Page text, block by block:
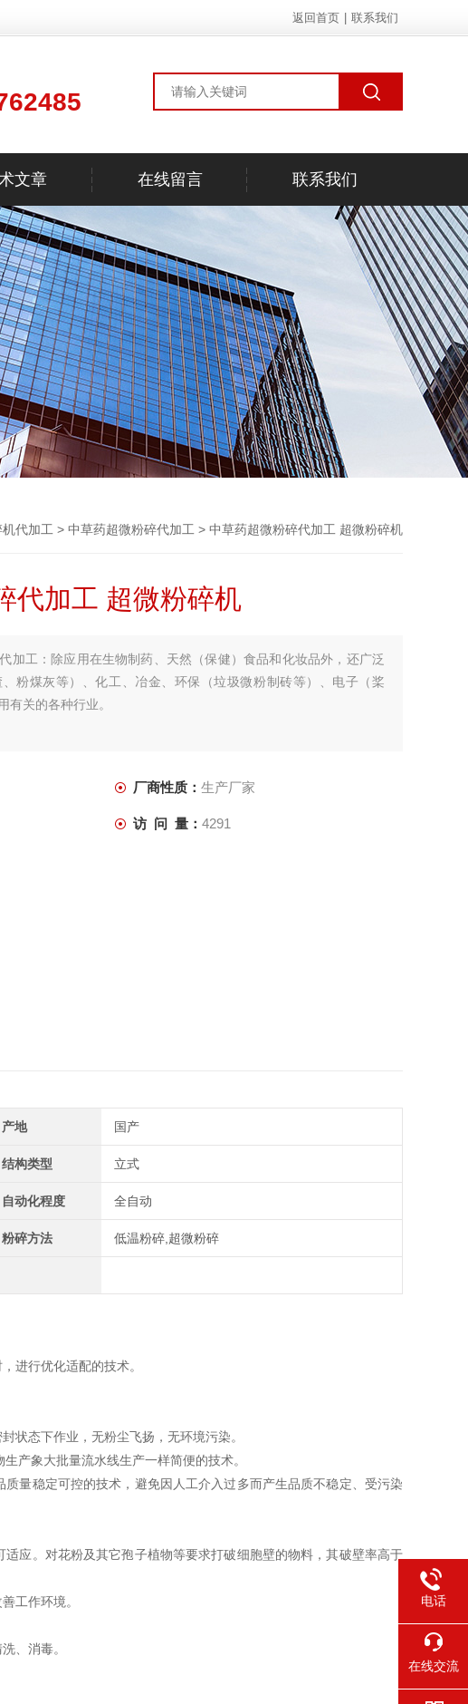
返回首页 联系我们
文章 在线留言 联系我们
代加工 > 中草药超微粉碎代加工 > 中草药超微粉碎代加工 超微粉碎机
代加工 超微粉碎机
加工：除应用在生物制药、天然（保健）食品和化妆品外，还广泛
粉煤灰等）、化工、冶金、环保（垃圾微粉制砖等）、电子（桨
有关的各种行业。
厂商性质： 生产厂家
访 问 量： 4291
产地 国产
结构类型 立式
自动化程度 全自动
粉碎方法 低温粉碎,超微粉碎
进行优化适配的技术。
状态下作业，无粉尘飞扬，无环境污染。
产象大批量流水线生产一样简便的技术。
量稳定可控的技术，避免因人工介入过多而产生品质不稳定、受污染
应。对花粉及其它孢子植物等要求打破细胞壁的物料，其破壁率高于
工作环境。
、消毒。
电话
在线交流